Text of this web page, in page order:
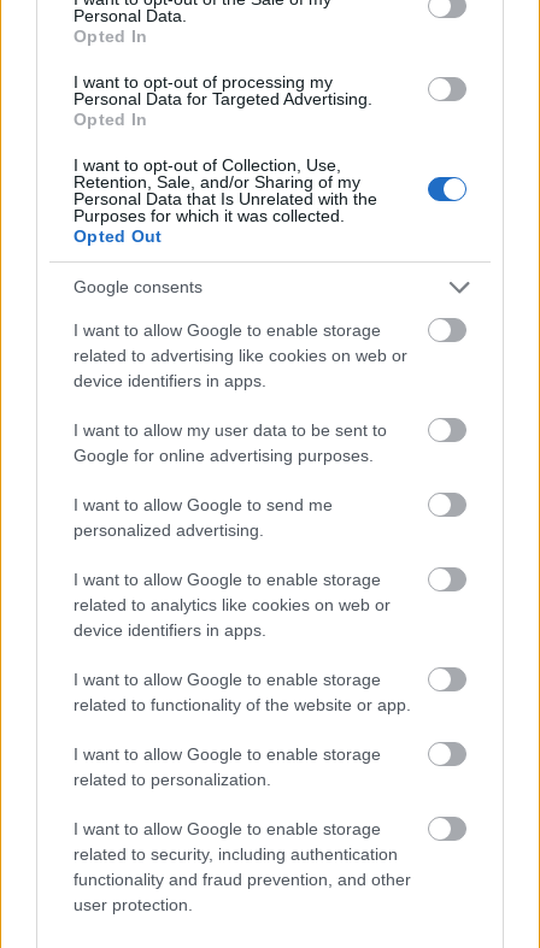
Personal Data.
Opted In
I want to opt-out of processing my
Personal Data for Targeted Advertising.
Opted In
I want to opt-out of Collection, Use,
Retention, Sale, and/or Sharing of my
Personal Data that Is Unrelated with the
Purposes for which it was collected.
Opted Out
Google consents
I want to allow Google to enable storage
related to advertising like cookies on web or
device identifiers in apps.
I want to allow my user data to be sent to
Google for online advertising purposes.
I want to allow Google to send me
personalized advertising.
I want to allow Google to enable storage
related to analytics like cookies on web or
device identifiers in apps.
I want to allow Google to enable storage
related to functionality of the website or app.
I want to allow Google to enable storage
related to personalization.
I want to allow Google to enable storage
related to security, including authentication
functionality and fraud prevention, and other
user protection.
MÜPAtavaly indult Dupla W elnevezésű sorozata
alkalmanként egy hazai és egy nemzetközi világzenei
banda közös nevezőjére fókuszál, illetve ...
A Genesistől a bőrkabátos papig –
Djabe-interjú Égerházi Attilával
Kovács.Attila•2019. július 30.